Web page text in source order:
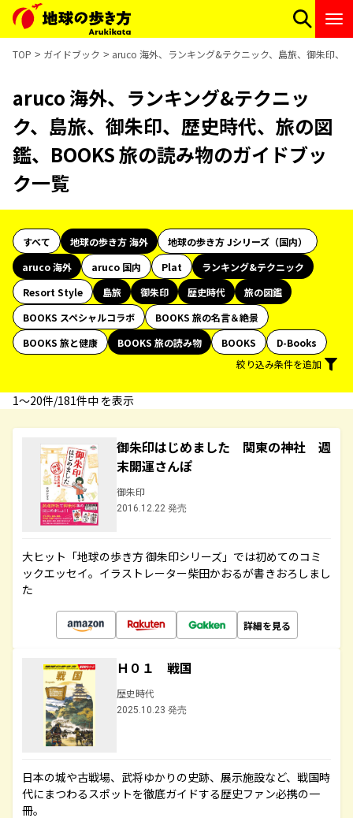
TOP ガイドブック aruco 海外、ランキング&テクニック、島旅、御朱印、
aruco 海外、ランキング&テクニッ
ク、島旅、御朱印、歴史時代、旅の図
鑑、BOOKS 旅の読み物のガイドブッ
ク一覧
すべて 地球の歩き方 海外
地球の歩き方 Jシリーズ（国内）
aruco 海外
aruco 国内 Plat
ランキング&テクニック
Resort Style
島旅 御朱印 歴史時代
旅の図鑑
BOOKS スペシャルコラボ
BOOKS 旅の名言＆絶景
BOOKS 旅と健康
BOOKS 旅の読み物 BOOKS
D-Books
絞り込み条件を追加
1〜20件/181件中 を表示
御朱印はじめました 関東の神社 週
末開運さんぽ
御朱印
2016.12.22 発売
大ヒット「地球の歩き方 御朱印シリーズ」では初めてのコミ
ックエッセイ。イラストレーター柴田かおるが書きおろしまし
た
詳細を見る
Ｈ０１ 戦国
歴史時代
2025.10.23 発売
日本の城や古戦場、武将ゆかりの史跡、展示施設など、戦国時
代にまつわるスポットを徹底ガイドする歴史ファン必携の一
冊。